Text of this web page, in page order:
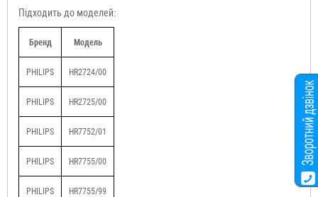
Підходить до моделей:
Бренд Модель
PHILIPS HR2724/00
PHILIPS HR2725/00
PHILIPS HR7752/01
PHILIPS HR7755/00
PHILIPS HR7755/99